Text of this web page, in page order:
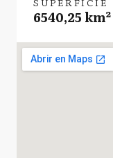
6540,25 km²